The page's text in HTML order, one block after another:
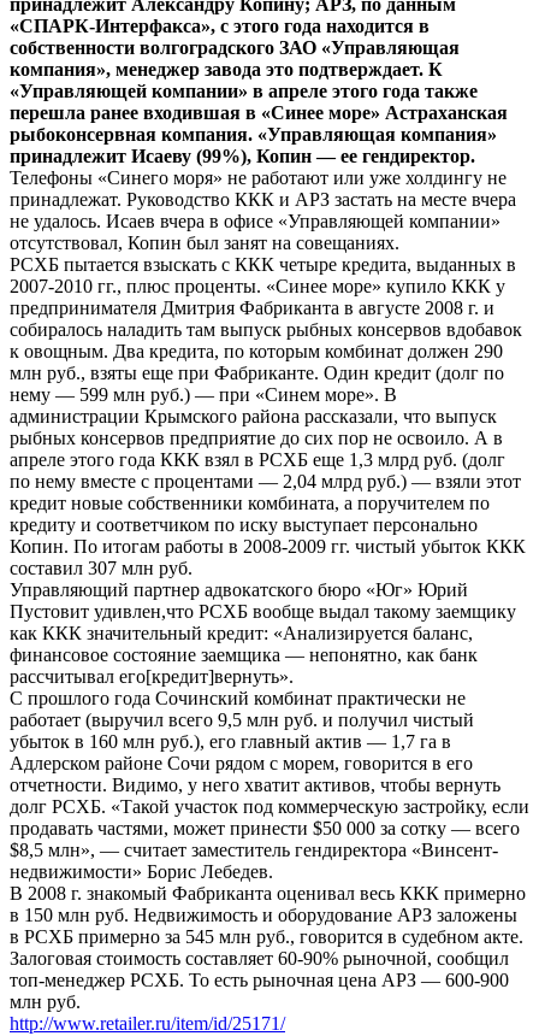
принадлежит Александру Копину; АРЗ, по данным
«СПАРК-Интерфакса», с этого года находится в
собственности волгоградского ЗАО «Управляющая
компания», менеджер завода это подтверждает. К
«Управляющей компании» в апреле этого года также
перешла ранее входившая в «Синее море» Астраханская
рыбоконсервная компания. «Управляющая компания»
принадлежит Исаеву (99%), Копин — ее гендиректор.
Телефоны «Синего моря» не работают или уже холдингу не
принадлежат. Руководство ККК и АРЗ застать на месте вчера
не удалось. Исаев вчера в офисе «Управляющей компании»
отсутствовал, Копин был занят на совещаниях.
РСХБ пытается взыскать с ККК четыре кредита, выданных в
2007-2010 гг., плюс проценты. «Синее море» купило ККК у
предпринимателя Дмитрия Фабриканта в августе 2008 г. и
собиралось наладить там выпуск рыбных консервов вдобавок
к овощным. Два кредита, по которым комбинат должен 290
млн руб., взяты еще при Фабриканте. Один кредит (долг по
нему — 599 млн руб.) — при «Синем море». В
администрации Крымского района рассказали, что выпуск
рыбных консервов предприятие до сих пор не освоило. А в
апреле этого года ККК взял в РСХБ еще 1,3 млрд руб. (долг
по нему вместе с процентами — 2,04 млрд руб.) — взяли этот
кредит новые собственники комбината, а поручителем по
кредиту и соответчиком по иску выступает персонально
Копин. По итогам работы в 2008-2009 гг. чистый убыток ККК
составил 307 млн руб.
Управляющий партнер адвокатского бюро «Юг» Юрий
Пустовит удивлен,что РСХБ вообще выдал такому заемщику
как ККК значительный кредит: «Анализируется баланс,
финансовое состояние заемщика — непонятно, как банк
рассчитывал его[кредит]вернуть».
С прошлого года Сочинский комбинат практически не
работает (выручил всего 9,5 млн руб. и получил чистый
убыток в 160 млн руб.), его главный актив — 1,7 га в
Адлерском районе Сочи рядом с морем, говорится в его
отчетности. Видимо, у него хватит активов, чтобы вернуть
долг РСХБ. «Такой участок под коммерческую застройку, если
продавать частями, может принести $50 000 за сотку — всего
$8,5 млн», — считает заместитель гендиректора «Винсент-
недвижимости» Борис Лебедев.
В 2008 г. знакомый Фабриканта оценивал весь ККК примерно
в 150 млн руб. Недвижимость и оборудование АРЗ заложены
в РСХБ примерно за 545 млн руб., говорится в судебном акте.
Залоговая стоимость составляет 60-90% рыночной, сообщил
топ-менеджер РСХБ. То есть рыночная цена АРЗ — 600-900
млн руб.
http://www.retailer.ru/item/id/25171/